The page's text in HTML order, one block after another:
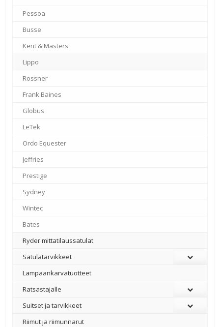
Pessoa
–
Busse
–
Kent & Masters
–
Lippo
–
Rossner
–
Frank Baines
–
Globus
–
LeTek
–
Ordo Equester
–
Jeffries
–
Prestige
–
Sydney
–
Wintec
–
Bates
–
Ryder mittatilaussatulat
Satulatarvikkeet
–
Lampaankarvatuotteet
Ratsastajalle
Suitset ja tarvikkeet
Riimut ja riimunnarut